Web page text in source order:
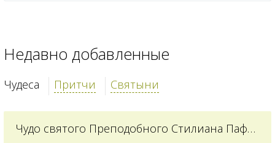
Недавно добавленные
Чудеса Притчи Святыни
Чудо святого Преподобного Стилиана Пафлагонского